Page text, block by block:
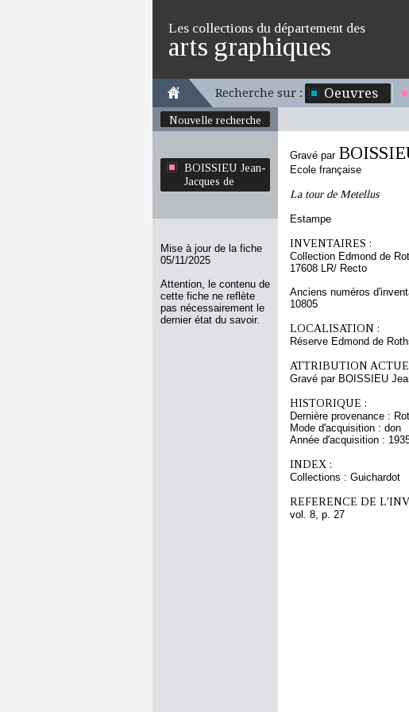
Les collections du département des
arts graphiques
Recherche sur : Oeuvres
Nouvelle recherche
BOISSIEU Jean-
Jacques de
Mise à jour de la fiche
05/11/2025
Attention, le contenu de
cette fiche ne reflète
pas nécessairement le
dernier état du savoir.
Gravé par
Ecole française
La tour de Metellus
Estampe
INVENTAIRES :
Collection Edmond de
17608 LR/ Recto
Anciens numéros
10805
LOCALISATION :
Réserve Edmond de
ATTRIBUTION
Gravé par BOISSIEU
HISTORIQUE :
Dernière provenance :
Mode d'acquisition : don
Année d'acquisition :
INDEX :
Collections : Guichardot
REFERENCE DE
vol. 8, p. 27